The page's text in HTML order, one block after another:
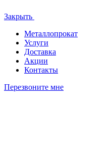
Закрыть
Металлопрокат
Услуги
Доставка
Акции
Контакты
Перезвоните мне